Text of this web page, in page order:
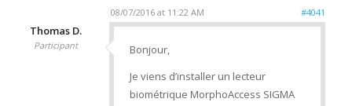
08/07/2016 at 11:22 AM #4041
Thomas D.
Participant
Bonjour,
Je viens d’installer un lecteur
biométrique MorphoAccess SIGMA